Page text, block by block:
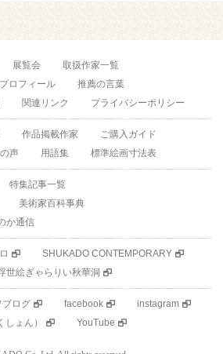
展覧会
取扱作家一覧
ロフィール
推薦の言葉
関連リンク プライバシーポリシー
作品掲載作家
ご購入ガイド
声 用語集 標準絵画寸法表
特集記事一覧
美術家百科事典
か通信
SHUKADO CONTEMPORARY
世絵ぎゃらりい秋華洞
ブログ facebook
instagram
ょん） YouTube